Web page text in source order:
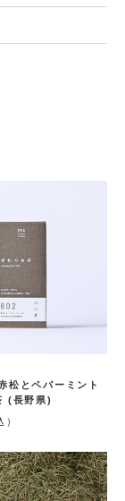
松とペパーミント
(長野県)